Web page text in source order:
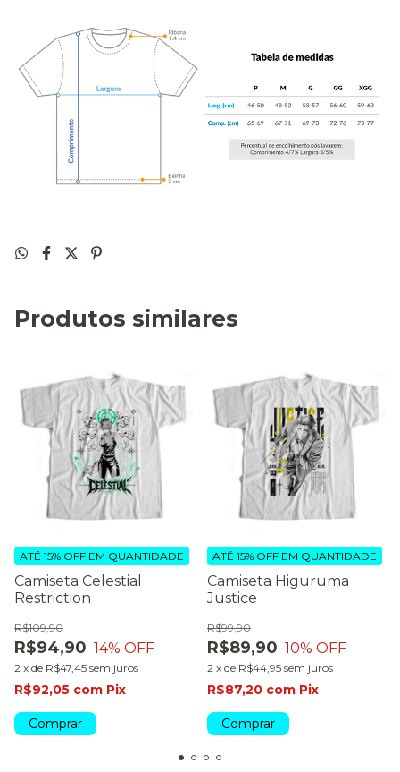
Produtos similares
Camiseta Celestial
Restriction
R$94,90
R$109,90
14% OFF
2 x de R$47,45 sem juros
ATÉ 15% OFF EM QUANTIDADE
R$92,05 com Pix
Comprar
Camiseta Higuruma
Justice
R$89,90
R$99,90
10% OFF
2 x de R$44,95 sem juros
ATÉ 15% OFF EM QUANTIDADE
R$87,20 com Pix
Comprar